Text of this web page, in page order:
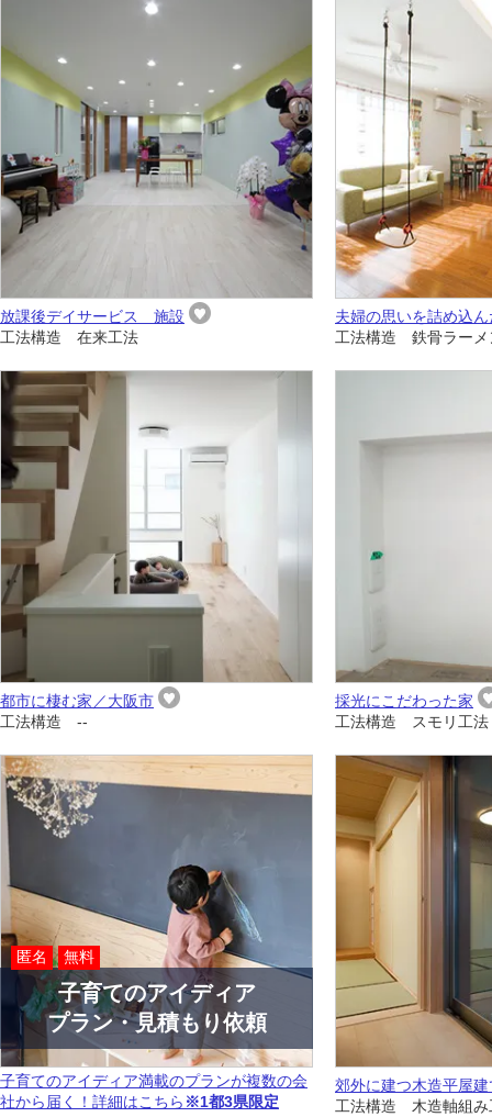
放課後デイサービス 施設
工法構造 在来工法
夫婦の思いを詰め込
工法構造 鉄骨ラーメ
都市に棲む家／大阪市
工法構造 --
採光にこだわった家
工法構造 スモリ工法
匿名 無料
子育てのアイディア
プラン・見積もり依頼
子育てのアイディア満載のプランが複数の会
社から届く！詳細はこちら ※1都3県限定
郊外に建つ木造平屋
工法構造 木造軸組み